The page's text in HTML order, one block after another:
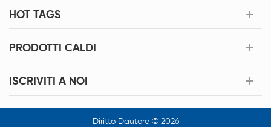
HOT TAGS
PRODOTTI CALDI
ISCRIVITI A NOI
Diritto Dautore © 2026